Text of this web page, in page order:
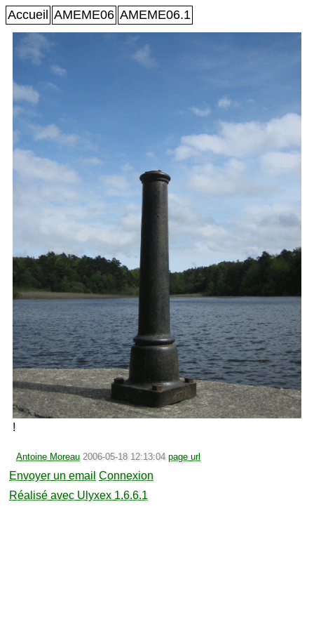
Accueil AMEME06 AMEME06.1
!
Antoine Moreau 2006-05-18 12:13:04 page url
Envoyer un email Connexion
Réalisé avec Ulyxex 1.6.6.1